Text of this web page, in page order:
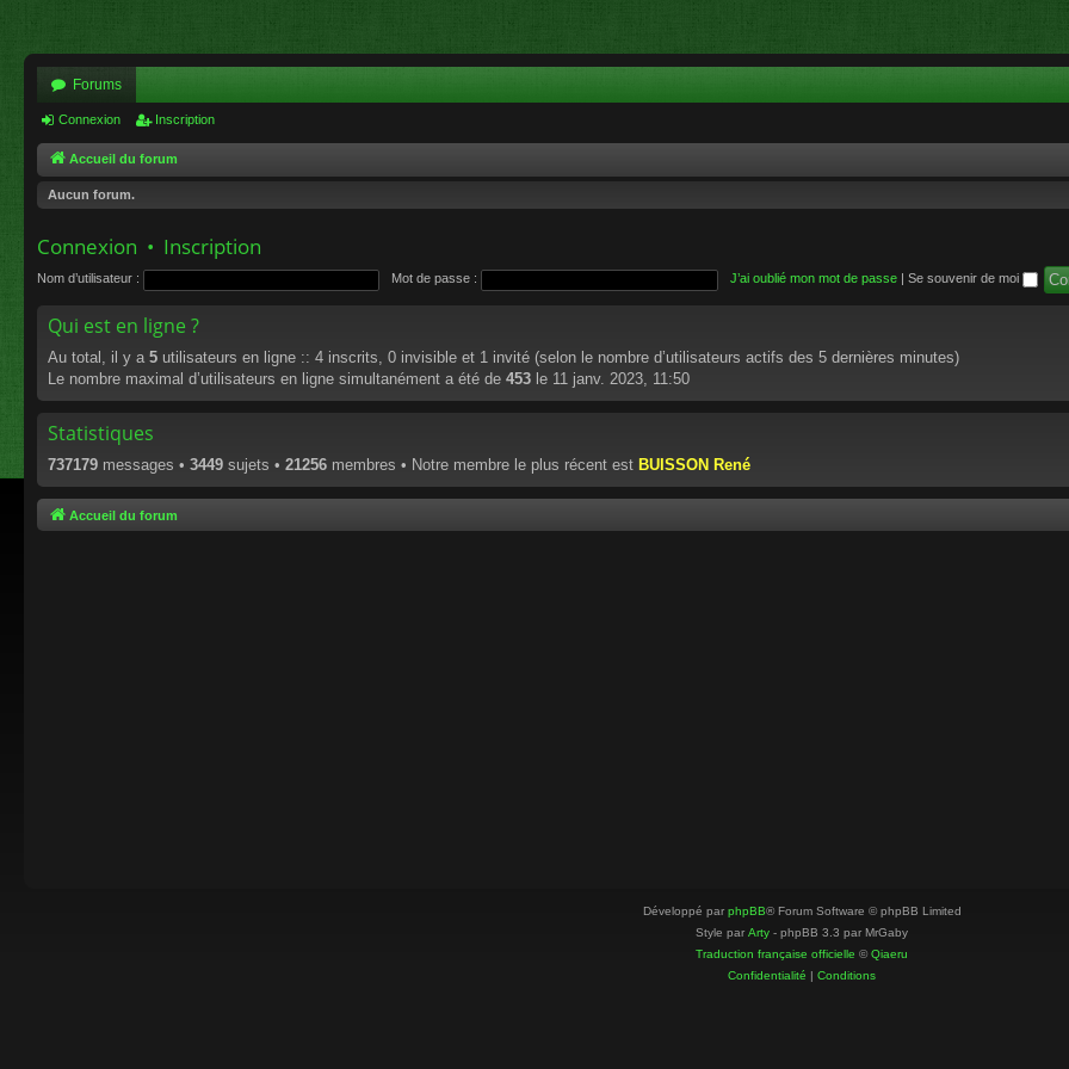
Forums
Connexion Inscription
Accueil du forum
Aucun forum.
Connexion • Inscription
Nom d’utilisateur : Mot de passe : J’ai oublié mon mot de passe Se souvenir de moi
Qui est en ligne ?
Au total, il y a 5 utilisateurs en ligne :: 4 inscrits, 0 invisible et 1 invité (selon le nombre d’utilisateurs actifs des 5 dernières minutes)
Le nombre maximal d’utilisateurs en ligne simultanément a été de 453 le 11 janv. 2023, 11:50
Statistiques
737179 messages • 3449 sujets • 21256 membres • Notre membre le plus récent est BUISSON René
Accueil du forum
Développé par phpBB® Forum Software © phpBB Limited
Style par Arty - phpBB 3.3 par MrGaby
Traduction française officielle ©Qiaeru
Confidentialité | Conditions